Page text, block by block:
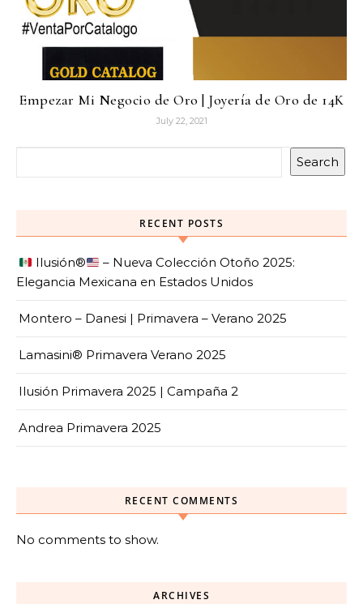
Empezar Mi Negocio de Oro | Joyería de Oro de 14K
July 22, 2021
Search
RECENT POSTS
Ilusión®️
– Nueva Colección Otoño 2025:
Elegancia Mexicana en Estados Unidos
Montero – Danesi | Primavera – Verano 2025
Lamasini® Primavera Verano 2025
Ilusión Primavera 2025 | Campaña 2
Andrea Primavera 2025
RECENT COMMENTS
No comments to show.
ARCHIVES